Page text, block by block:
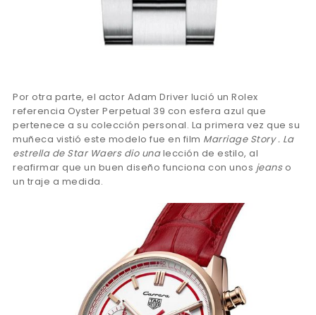
Por otra parte, el actor Adam Driver lució un Rolex
referencia Oyster Perpetual 39 con esfera azul que
pertenece a su colección personal. La primera vez que su
muñeca vistió este modelo fue en film Marriage Story . La
estrella de Star Waers dio unalección de estilo, al
reafirmar que un buen diseño funciona con unos jeanso
un traje a medida.